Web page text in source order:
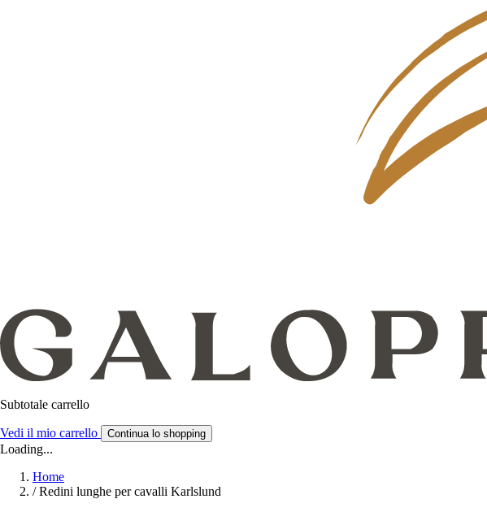
Subtotale carrello
Vedi il mio carrello Continua lo shopping
Loading...
Home
/ Redini lunghe per cavalli Karlslund